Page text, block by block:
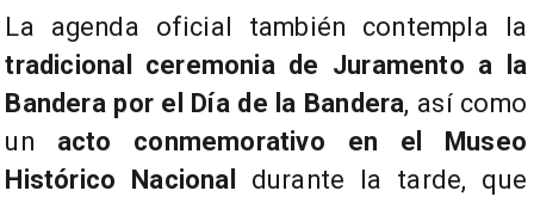
La agenda oficial también contempla la
tradicional ceremonia de Juramento a la
Bandera por el Día de la Bandera, así como
un acto conmemorativo en el Museo
Histórico Nacional
durante la tarde, que